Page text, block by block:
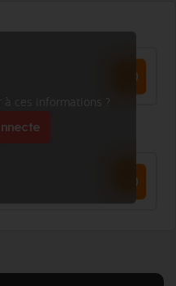
à ces informations ?